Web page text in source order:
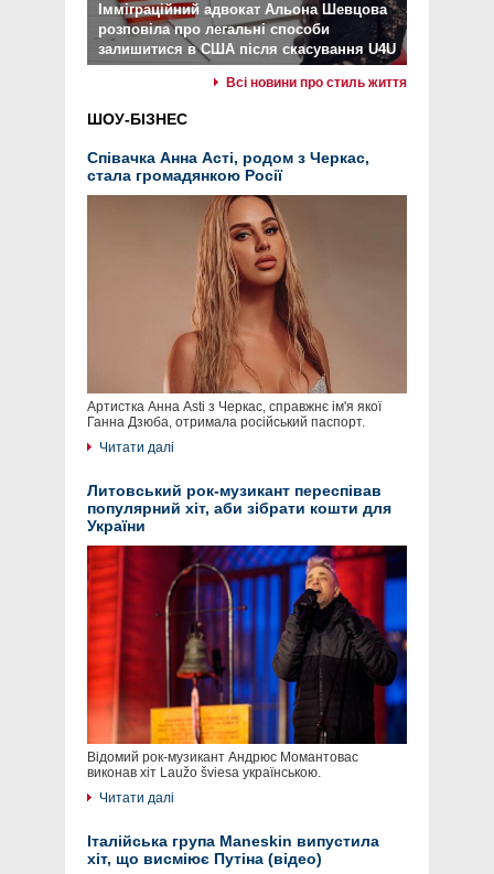
Імміграційний адвокат Альона Шевцова
розповіла про легальні способи
залишитися в США після скасування U4U
Всі новини про стиль життя
ШОУ-БІЗНЕС
Співачка Анна Асті, родом з Черкас,
стала громадянкою Росії
Артистка Анна Asti з Черкас, справжнє ім'я якої
Ганна Дзюба, отримала російський паспорт.
Читати далі
Литовський рок-музикант переспівав
популярний хіт, аби зібрати кошти для
України
Відомий рок-музикант Андрюс Момантовас
виконав хіт Laužo šviesa українською.
Читати далі
Італійська група Maneskin випустила
хіт, що висміює Путіна (відео)